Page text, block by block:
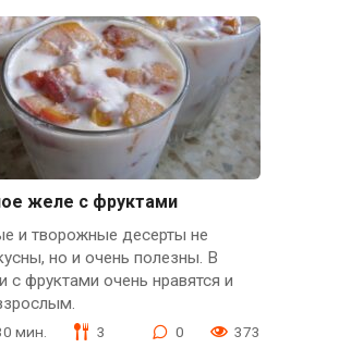
желе с фруктами
и творожные десерты не
но и очень полезны. В
с фруктами очень нравятся и
мин. 3 0 373